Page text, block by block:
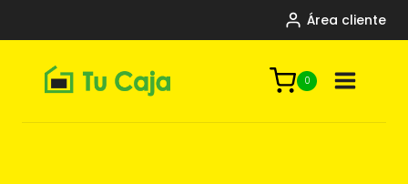
Área cliente
0